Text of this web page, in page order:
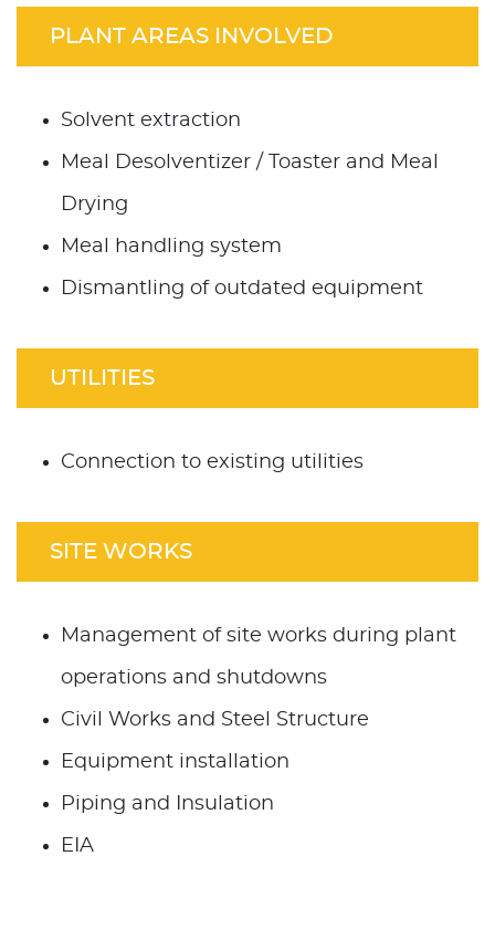
PLANT AREAS INVOLVED
Solvent extraction
Meal Desolventizer / Toaster and Meal
Drying
Meal handling system
Dismantling of outdated equipment
UTILITIES
Connection to existing utilities
SITE WORKS
Management of site works during plant
operations and shutdowns
Civil Works and Steel Structure
Equipment installation
Piping and Insulation
EIA